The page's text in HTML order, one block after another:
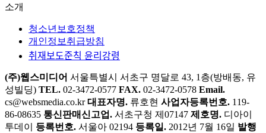
소개
청소년보호정책
개인정보취급방침
취재보도준칙 윤리강령
(주)웹스미디어 서울특별시 서초구 명달로 43, 1층(방배동, 유
성빌딩) TEL. 02-3472-0577 FAX. 02-3472-0578 Email.
cs@websmedia.co.kr 대표자명. 류호현 사업자등록번호. 119-
86-08635 통신판매신고업. 서초구청 제07147 제호명. 디아이
투데이
등록번호. 서울아 02194 등록일. 2012년 7월 16일 발행